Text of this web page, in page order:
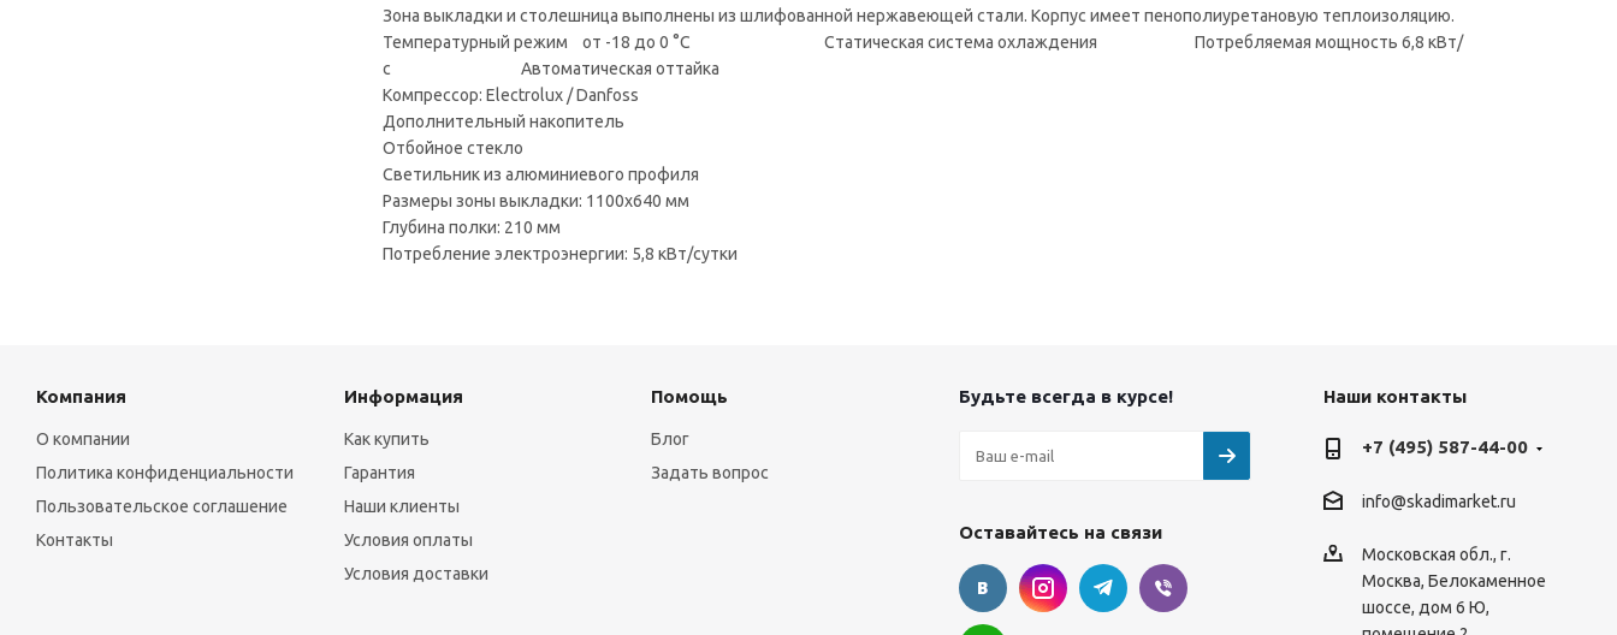
Зона выкладки и столешница выполнены из шлифованной нержавеющей стали. Корпус имеет пенополиуретановую теплоизоляцию.
Температурный режим от -18 до 0 °C Статическая система охлаждения Потребляемая мощность 6,8 кВт/
с Автоматическая оттайка
Компрессор: Eleсtrolux / Danfoss
Дополнительный накопитель
Отбойное стекло
Светильник из алюминиевого профиля
Размеры зоны выкладки: 1100x640 мм
Глубина полки: 210 мм
Потребление электроэнергии: 5,8 кВт/сутки
Компания
О компании
Политика конфиденциальности
Пользовательское соглашение
Контакты
Информация
Как купить
Гарантия
Наши клиенты
Условия оплаты
Условия доставки
Помощь
Блог
Задать вопрос
Будьте всегда в курсе!
Оставайтесь на связи
Наши контакты
+7 (495) 587-44-00
info@skadimarket.ru
Московская обл., г.
Москва, Белокаменное
шоссе, дом 6 Ю,